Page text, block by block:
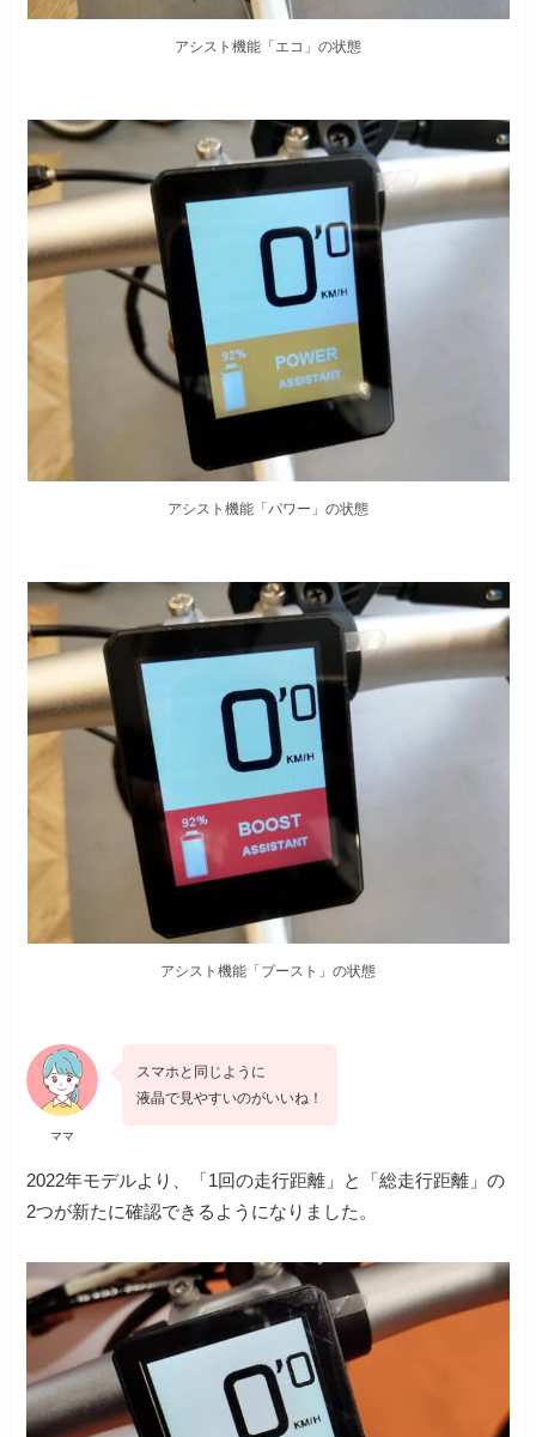
アシスト機能「エコ」の状態
アシスト機能「パワー」の状態
アシスト機能「ブースト」の状態
ママ
スマホと同じように
液晶で見やすいのがいいね！
2022年モデルより、「1回の走行距離」と「総走行距離」の
2つが新たに確認できるようになりました。